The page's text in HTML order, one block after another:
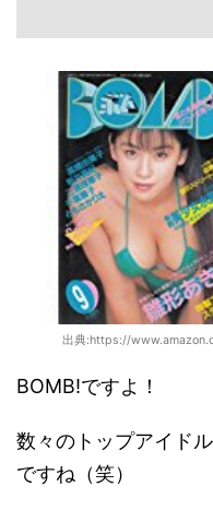
出典:https://
BOMB!ですよ！
数々のトップアイド
ですね（笑）